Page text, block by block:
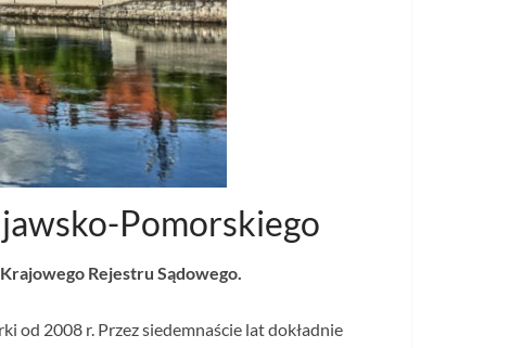
Pomorskiego
Rejestru Sądowego.
2008 r. Przez siedemnaście lat dokładnie